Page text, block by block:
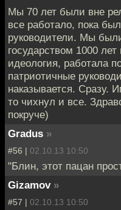
Мы 70 лет были вне
все работало, пока
руководители. Мы
государством 1000
идеология, работала
патриотичные
наказывается. Сразу.
то чихнул и все.
покруче)
Gradus »
#56 | 02.10.13 10:50
"Блин, этот пацан
Gizamov »
#57 | 02.10.13 10:50